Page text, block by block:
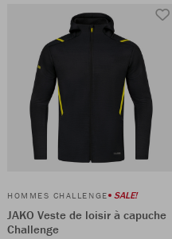
HOMMES CHALLENGE SALE!
JAKO Veste de loisir à capuche
Challenge